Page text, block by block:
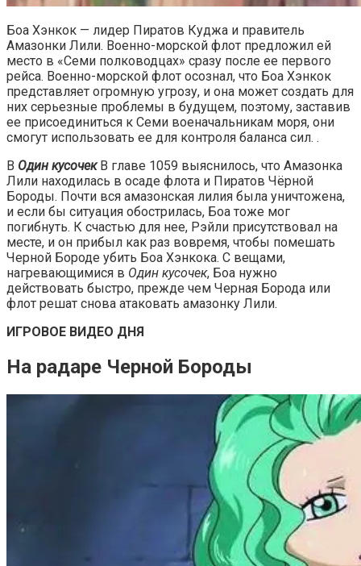
Боа Хэнкок — лидер Пиратов Куджа и правитель
Амазонки Лили. Военно-морской флот предложил ей
место в «Семи полководцах» сразу после ее первого
рейса. Военно-морской флот осознал, что Боа Хэнкок
представляет огромную угрозу, и она может создать для
них серьезные проблемы в будущем, поэтому, заставив
ее присоединиться к Семи военачальникам моря, они
смогут использовать ее для контроля баланса сил. .
В Один кусочекВ главе 1059 выяснилось, что Амазонка
Лили находилась в осаде флота и Пиратов Чёрной
Бороды. Почти вся амазонская лилия была уничтожена,
и если бы ситуация обострилась, Боа тоже мог
погибнуть. К счастью для нее, Рэйли присутствовал на
месте, и он прибыл как раз вовремя, чтобы помешать
Черной Бороде убить Боа Хэнкока. С вещами,
нагревающимися в Один кусочек, Боа нужно
действовать быстро, прежде чем Черная Борода или
флот решат снова атаковать амазонку Лили.
ИГРОВОЕ ВИДЕО ДНЯ
На радаре Черной Бороды